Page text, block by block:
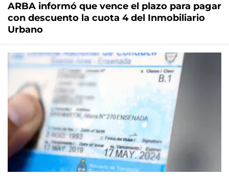
ARBA informó que vence el plazo para pagar
con descuento la cuota 4 del Inmobiliario
Urbano